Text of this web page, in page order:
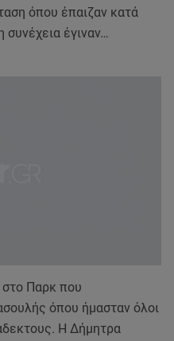
όπου έπαιζαν κατά
συνέχεια έγιναν…
στο Παρκ που
όπου ήμασταν όλοι
Η Δήμητρα